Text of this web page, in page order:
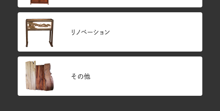
リノベーション
その他